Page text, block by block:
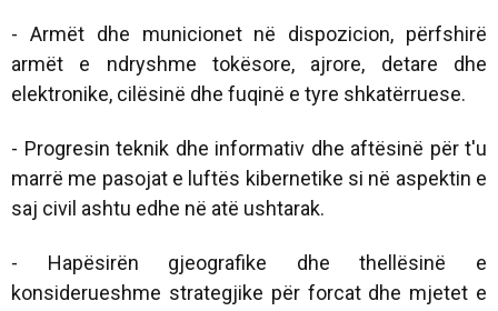
- Armët dhe municionet në dispozicion, përfshirë
armët e ndryshme tokësore, ajrore, detare dhe
elektronike, cilësinë dhe fuqinë e tyre shkatërruese.
- Progresin teknik dhe informativ dhe aftësinë për t'u
marrë me pasojat e luftës kibernetike si në aspektin e
saj civil ashtu edhe në atë ushtarak.
- Hapësirën gjeografike dhe thellësinë e
konsiderueshme strategjike për forcat dhe mjetet e